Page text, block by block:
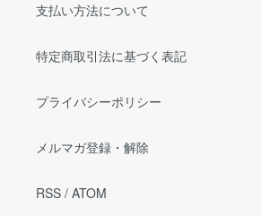
支払い方法について
特定商取引法に基づく表記
プライバシーポリシー
メルマガ登録・解除
RSS / ATOM